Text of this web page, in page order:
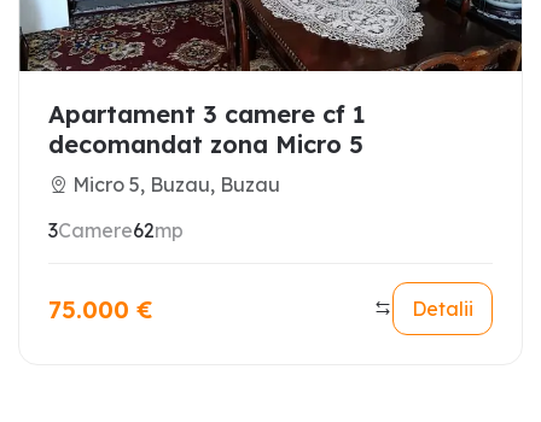
Apartament 3 camere cf 1
decomandat zona Micro 5
Micro 5, Buzau, Buzau
3Camere62mp
75.000 € Detalii